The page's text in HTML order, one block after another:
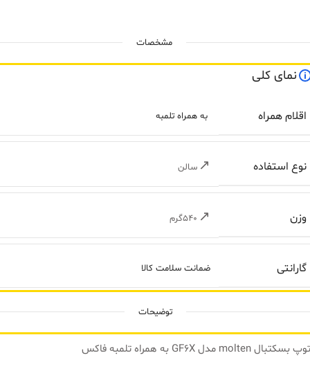
توضیحات
توپ بسکتبال molten مدل GF6X به همراه تلمبه فاکس
مشخصات
نمای کلی
اقلام همراه به همراه تلمبه
نوع استفاده سالن
وزن ۵۴۰گرم
گارانتی ضمانت سلامت کالا